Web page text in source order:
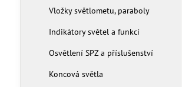
Vložky světlometu, paraboly
Indikátory světel a funkcí
Osvětlení SPZ a příslušenství
Koncová světla